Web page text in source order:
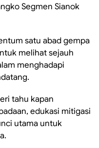
Segmen Sianok
satu abad gempa
melihat sejauh
menghadapi
tahu kapan
edukasi mitigasi
utama untuk